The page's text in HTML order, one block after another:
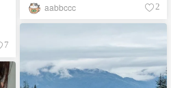
7
aabbccc 2